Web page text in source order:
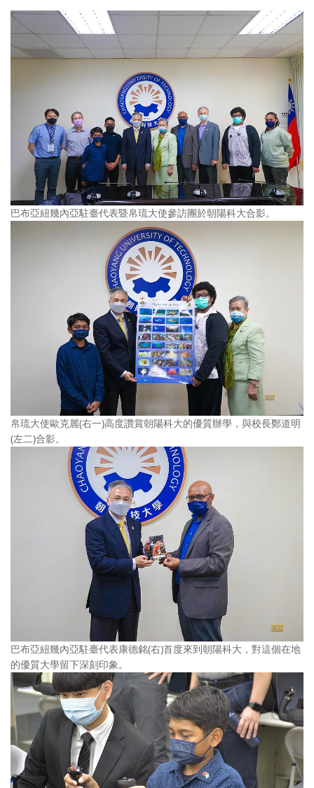
巴布亞紐幾內亞駐臺代表暨帛琉大使參訪團於朝陽科大合影。
帛琉大使歐克麗(右一)高度讚賞朝陽科大的優質辦學，與校長鄭道明
(左二)合影。
巴布亞紐幾內亞駐臺代表康德銘(右)首度來到朝陽科大，對這個在地
的優質大學留下深刻印象。